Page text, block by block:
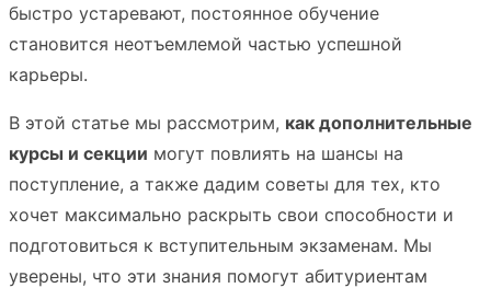
быстро устаревают, постоянное обучение
становится неотъемлемой частью успешной
карьеры.
В этой статье мы рассмотрим, как дополнительные
курсы и секции могут повлиять на шансы на
поступление, а также дадим советы для тех, кто
хочет максимально раскрыть свои способности и
подготовиться к вступительным экзаменам. Мы
уверены, что эти знания помогут абитуриентам